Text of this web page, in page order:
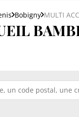
Bobigny MULTI